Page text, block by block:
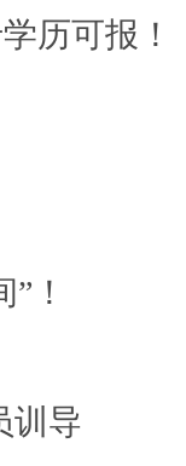
历可报！
！
训导